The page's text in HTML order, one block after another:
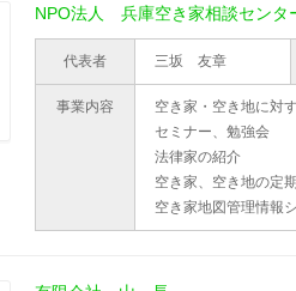
NPO法人 兵庫空き家相談センタ
代表者 三坂 友章
事業内容
空き家・空き地に対
セミナー、勉強会
法律家の紹介
空き家、空き地の定
空き家地図管理情報